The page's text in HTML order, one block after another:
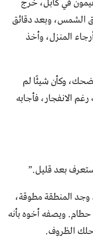
الشمس، وبعد دقائق
المنزل، وأخذ
وكأن شيئًا لم
الانفجار، فأجابه
بعد قليل.”
المنطقة مطوقة،
ويصفه أخوه بأنه
الظروف.